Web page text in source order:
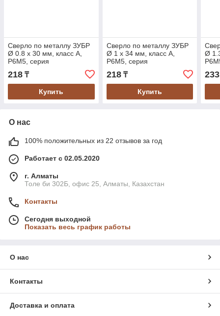
Сверло по металлу ЗУБР
Ø 0.8 x 30 мм, класс А,
Р6М5, серия
"Профессионал" (29625-
0.8)
218 ₸
Купить
Сверло по металлу ЗУБР
Ø 1 x 34 мм, класс А,
Р6М5, серия
"Профессионал" (29625-
1)
218₸
Купить
Ø
1.3)
233
О нас
100% положительных из 22 отзывов за год
Работает с 02.05.2020
г. Алматы
Толе би 302Б, офис 25, Алматы, Казахстан
Контакты
Сегодня выходной
Показать весь график работы
О нас
Контакты
Доставка и оплата